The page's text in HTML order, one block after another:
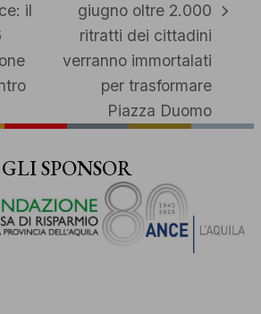
il
articolo
successivo:
giugno oltre 2.000
ritratti dei cittadini
verranno immortalati
per trasformare
Piazza Duomo
GLI SPONSOR